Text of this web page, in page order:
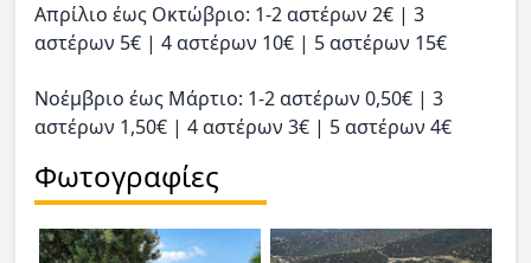
Απρίλιο έως Οκτώβριο: 1-2 αστέρων 2€ | 3
αστέρων 5€ | 4 αστέρων 10€ | 5 αστέρων 15€
Νοέμβριο έως Μάρτιο: 1-2 αστέρων 0,50€ | 3
αστέρων 1,50€ | 4 αστέρων 3€ | 5 αστέρων 4€
Φωτογραφίες